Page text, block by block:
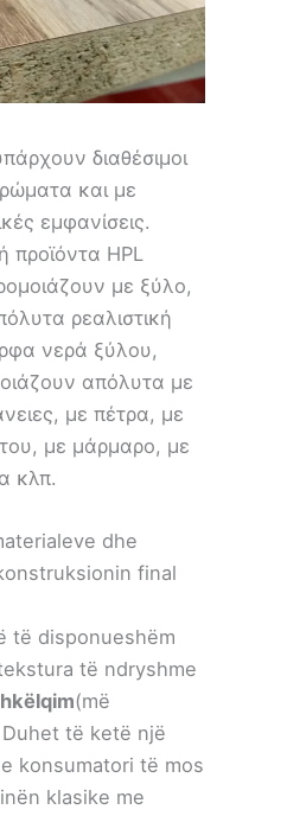
διαθέσιμοι
και με
εμφανίσεις.
προϊόντα HPL
με ξύλο,
ρεαλιστική
νερά ξύλου,
απόλυτα με
με πέτρα, με
με μάρμαρο, με
κλπ.
dhe
final
të disponueshëm
të ndryshme
(më
të ketë një
konsumatori të mos
klasike me